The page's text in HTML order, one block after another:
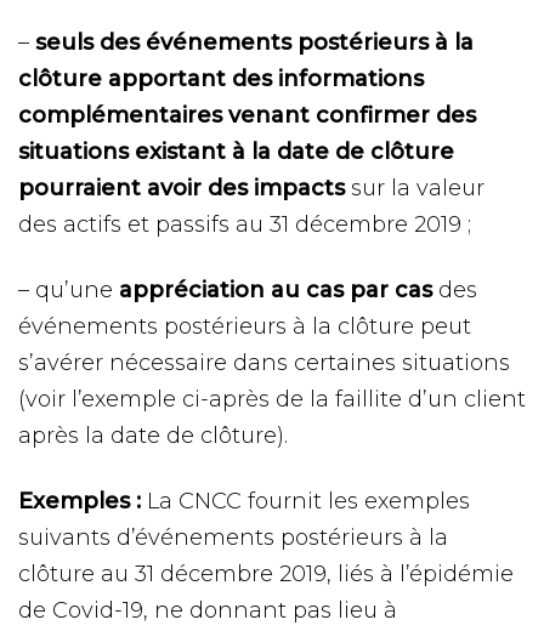
– seuls des événements postérieurs à la
clôture apportant des informations
complémentaires venant confirmer des
situations existant à la date de clôture
pourraient avoir des impactssur la valeur
des actifs et passifs au 31 décembre 2019 ;
– qu’une appréciation au cas par casdes
événements postérieurs à la clôture peut
s’avérer nécessaire dans certaines situations
(voir l’exemple ci-après de la faillite d’un client
après la date de clôture).
Exemples : La CNCC fournit les exemples
suivants d’événements postérieurs à la
clôture au 31 décembre 2019, liés à l’épidémie
de Covid-19, ne donnant pas lieu à